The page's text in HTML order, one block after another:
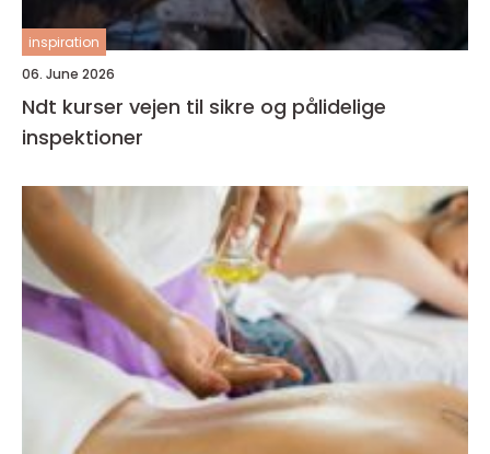
inspiration
06. June 2026
Ndt kurser vejen til sikre og pålidelige
inspektioner